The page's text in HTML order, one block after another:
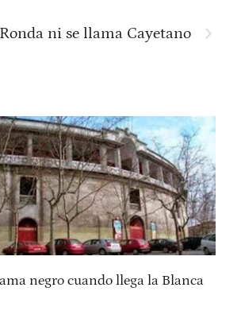
ni se llama Cayetano
negro cuando llega la Blanca